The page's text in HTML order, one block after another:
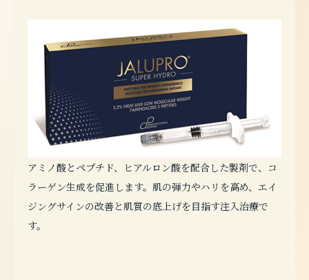
アミノ酸とペプチド、ヒアルロン酸を配合した製剤で、コ
ラーゲン生成を促進します。肌の弾力やハリを高め、エイ
ジングサインの改善と肌質の底上げを目指す注入治療で
す。